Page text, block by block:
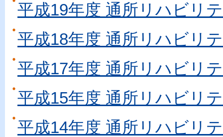
平成19年度 通所リハビリ
平成18年度 通所リハビリ
平成17年度 通所リハビリ
平成15年度 通所リハビリ
平成14年度 通所リハビリ